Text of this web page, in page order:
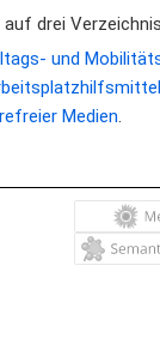
drei
und
Medien